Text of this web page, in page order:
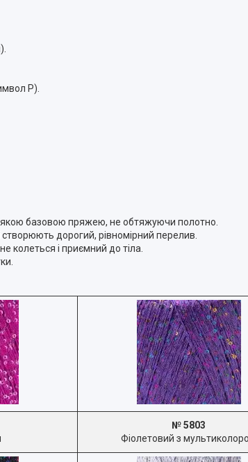
P).
якою базовою пряжею, не обтяжуючи полотно.
дорогий, рівномірний перелив.
колеться і приємний до тіла.
№ 5803
Фіолетовий з